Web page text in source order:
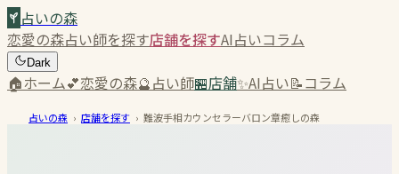
占いの森
恋愛の森占い師を探す店舗を探すAI占いコラム
Dark
🏠ホーム💕恋愛の森🔮占い師🏪店舗✨AI占い📝コラム
占いの森 › 店舗を探す › 難波手相カウンセラーバロン章癒しの森